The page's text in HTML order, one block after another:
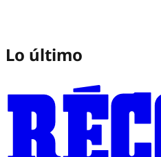
Lo último